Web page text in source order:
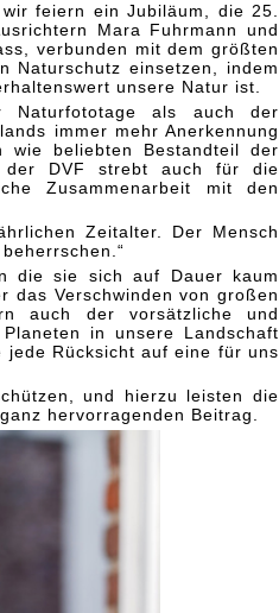
feiern ein Jubiläum, die 25.
Mara Fuhrmann und
verbunden mit dem größten
Naturschutz einsetzen, indem
unsere Natur ist.
Naturfototage als auch der
immer mehr Anerkennung
wie beliebten Bestandteil der
der DVF strebt auch für die
Zusammenarbeit mit den
Zeitalter. Der Mensch
die sie sich auf Dauer kaum
das Verschwinden von großen
auch der vorsätzliche und
in unsere Landschaft
Rücksicht auf eine für uns
und hierzu leisten die
hervorragenden Beitrag.